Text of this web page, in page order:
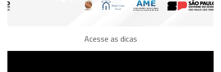
Acesse as dicas